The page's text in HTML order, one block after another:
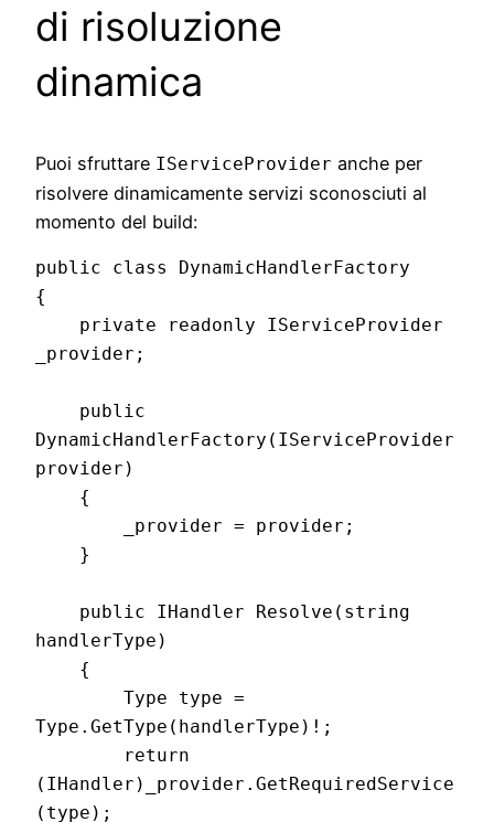
di risoluzione
dinamica
Puoi sfruttare IServiceProvider anche per
risolvere dinamicamente servizi sconosciuti al
momento del build:
public class DynamicHandlerFactory
{
_provider;
DynamicHandlerFactory(IServiceProvider
provider)
handlerType)
Type.GetType(handlerType)!;
(IHandler)_provider.GetRequiredService
(type);